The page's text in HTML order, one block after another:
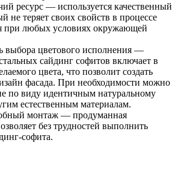
ресурс — используется качественный
не теряет своих свойств в процессе
при любых условиях окружающей
выбора цветового исполнения —
сайдинг софитов включает в
цвета, что позволит создать
фасада. При необходимости можно
по виду идентичным натуральному
естественным материалам.
монтаж — продуманная
без трудностей выполнить
софита.